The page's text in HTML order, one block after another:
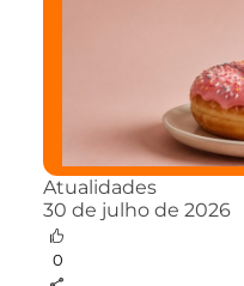
Atualidades
30 de julho de 2026
0